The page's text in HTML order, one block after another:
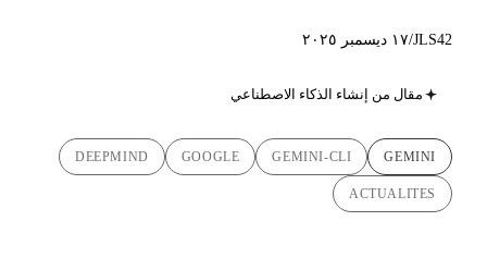
JLS42
/١٧ ديسمبر ٢٠٢٥
مقال من إنشاء الذكاء الاصطناعي
GEMINI
GEMINI-CLI
GOOGLE
DEEPMIND
ACTUALITES